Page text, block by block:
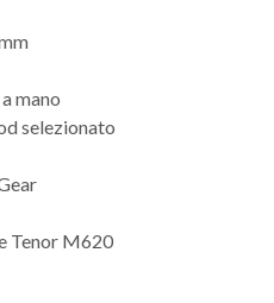
mano
selezionato
Tenor M620